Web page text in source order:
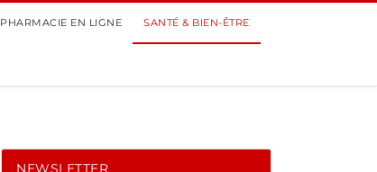
PHARMACIE EN LIGNE SANTÉ & BIEN-ÊTRE
NEWSLETTER